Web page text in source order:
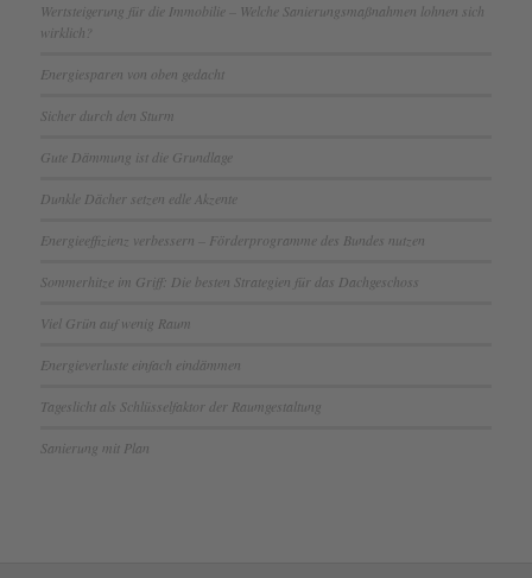
Wertsteigerung für die Immobilie – Welche Sanierungsmaßnahmen lohnen sich
wirklich?
Energiesparen von oben gedacht
Sicher durch den Sturm
Gute Dämmung ist die Grundlage
Dunkle Dächer setzen edle Akzente
Energieeffizienz verbessern – Förderprogramme des Bundes nutzen
Sommerhitze im Griff: Die besten Strategien für das Dachgeschoss
Viel Grün auf wenig Raum
Energieverluste einfach eindämmen
Tageslicht als Schlüsselfaktor der Raumgestaltung
Sanierung mit Plan